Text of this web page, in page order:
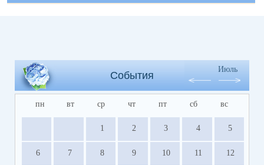
События
Июль
пн вт ср чт пт сб вс
1 2 3 4 5
6 7 8 9 10 11 12